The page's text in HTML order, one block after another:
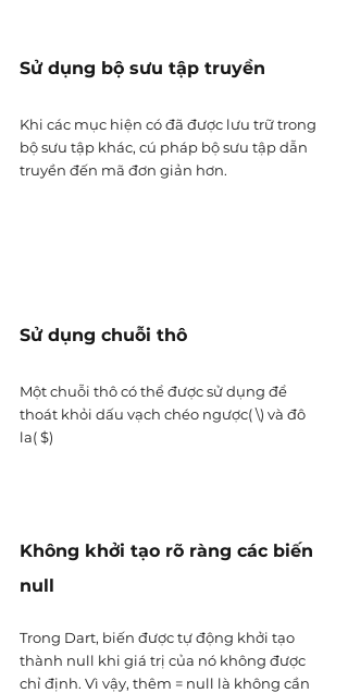
Sử dụng bộ sưu tập truyền
Khi các mục hiện có đã được lưu trữ trong
bộ sưu tập khác, cú pháp bộ sưu tập dẫn
truyền đến mã đơn giản hơn.
Sử dụng chuỗi thô
Một chuỗi thô có thể được sử dụng để
thoát khỏi dấu vạch chéo ngược( \) và đô
la( $)
Không khởi tạo rõ ràng các biến
null
Trong Dart, biến được tự động khởi tạo
thành null khi giá trị của nó không được
chỉ định. Vì vậy, thêm = null là không cần